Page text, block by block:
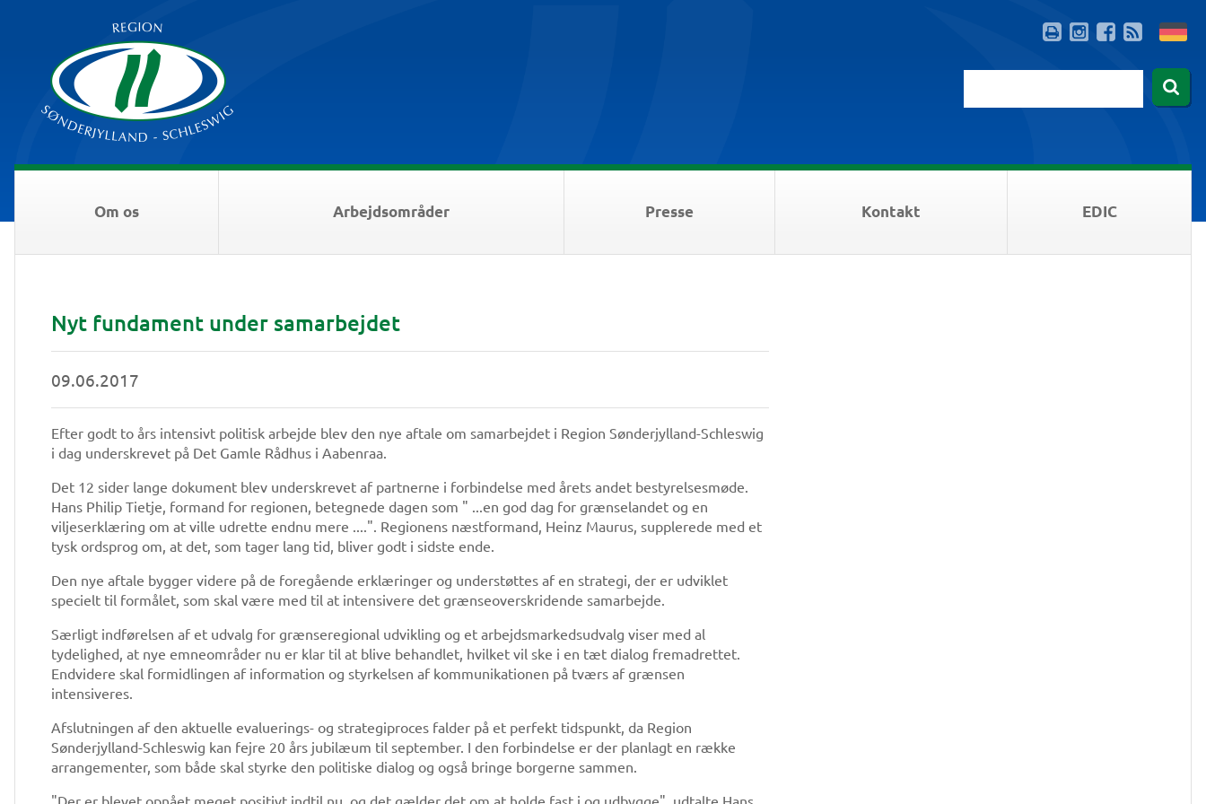
Om os Arbejdsområder Presse Kontakt EDIC
Nyt fundament under samarbejdet
09.06.2017
Efter godt to års intensivt politisk arbejde blev den nye aftale om samarbejdet i Region Sønderjylland-Schleswig
i dag underskrevet på Det Gamle Rådhus i Aabenraa.
Det 12 sider lange dokument blev underskrevet af partnerne i forbindelse med årets andet bestyrelsesmøde.
Hans Philip Tietje, formand for regionen, betegnede dagen som " ...en god dag for grænselandet og en
viljeserklæring om at ville udrette endnu mere ....". Regionens næstformand, Heinz Maurus, supplerede med et
tysk ordsprog om, at det, som tager lang tid, bliver godt i sidste ende.
Den nye aftale bygger videre på de foregående erklæringer og understøttes af en strategi, der er udviklet
specielt til formålet, som skal være med til at intensivere det grænseoverskridende samarbejde.
Særligt indførelsen af et udvalg for grænseregional udvikling og et arbejdsmarkedsudvalg viser med al
tydelighed, at nye emneområder nu er klar til at blive behandlet, hvilket vil ske i en tæt dialog fremadrettet.
Endvidere skal formidlingen af information og styrkelsen af kommunikationen på tværs af grænsen
intensiveres.
Afslutningen af den aktuelle evaluerings- og strategiproces falder på et perfekt tidspunkt, da Region
Sønderjylland-Schleswig kan fejre 20 års jubilæum til september. I den forbindelse er der planlagt en række
arrangementer, som både skal styrke den politiske dialog og også bringe borgerne sammen.